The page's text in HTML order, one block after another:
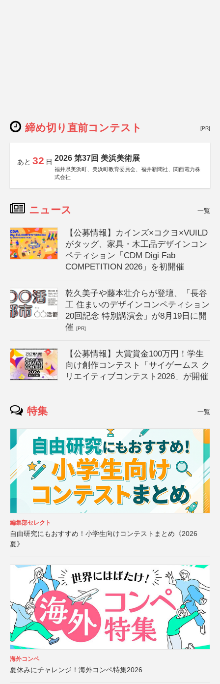
締め切り直前コンテスト [PR]
あと 32 日 2026 第37回 美浜美術展
福井県美浜町、美浜町教育委員会、福井新聞社、関西電力株
式会社
ニュース 一覧
【公募情報】カインズ×コクヨ×VUILD
がタッグ、家具・木工品デザインコン
ペティション「CDM Digi Fab
COMPETITION 2026」を初開催
乾久美子や藤本壮介らが登壇、「長谷
工 住まいのデザインコンペティション
20回記念 特別講演会」が8月19日に開
催[PR]
【公募情報】大賞賞金100万円！学生
向け創作コンテスト「サイゲームス ク
リエイティブコンテスト2026」が開催
特集 一覧
編集部セレクト
自由研究にもおすすめ！小学生向けコンテストまとめ《2026
夏》
海外コンペ
夏休みにチャレンジ！海外コンペ特集2026